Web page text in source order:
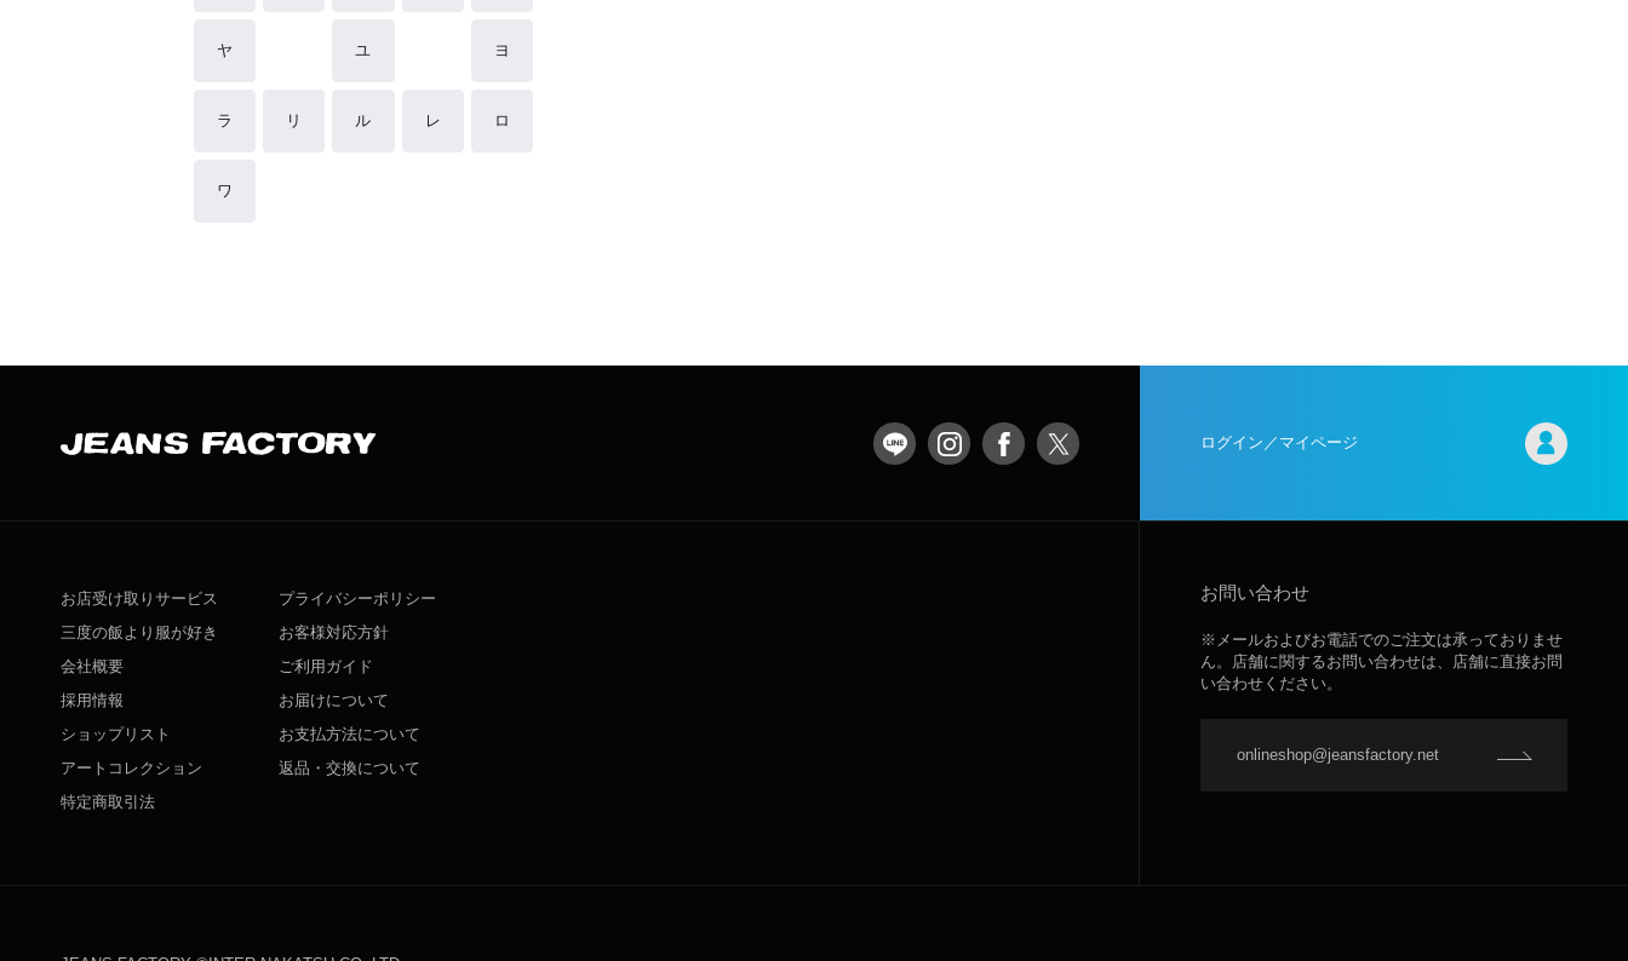
ヤ ユ ヨ
ラ リ ル レ ロ
ワ
ログイン／マイページ
お店受け取りサービス
三度の飯より服が好き
会社概要
採用情報
ショップリスト
アートコレクション
特定商取引法
プライバシーポリシー
お客様対応方針
ご利用ガイド
お届けについて
お支払方法について
返品・交換について
お問い合わせ
※メールおよびお電話でのご注文は承っておりませ
ん。店舗に関するお問い合わせは、店舗に直接お問
い合わせください。
onlineshop@jeansfactory.net